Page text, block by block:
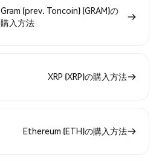
Gram (prev. Toncoin) (GRAM)の
購入方法
XRP (XRP)の購入方法
Ethereum (ETH)の購入方法